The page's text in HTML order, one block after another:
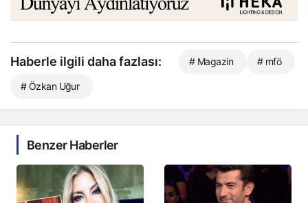
Haberle ilgili daha fazlası: # Magazin # mfö
# Özkan Uğur
Benzer Haberler